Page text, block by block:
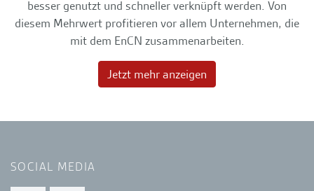
besser genutzt und schneller verknüpft werden. Von
diesem Mehrwert profitieren vor allem Unternehmen, die
mit dem EnCN zusammenarbeiten.
Jetzt mehr anzeigen
SOCIAL MEDIA